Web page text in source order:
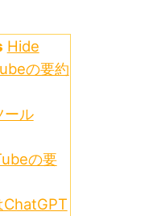
Hide
の要約
ール
の要
ChatGPT